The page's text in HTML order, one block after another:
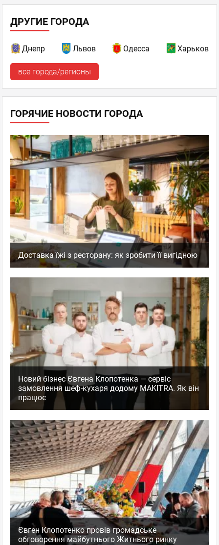
ДРУГИЕ ГОРОДА
Днепр Львов Одесса Харьков
все города/регионы
ГОРЯЧИЕ НОВОСТИ ГОРОДА
Доставка їжі з ресторану: як зробити її вигідною
Новий бізнес Євгена Клопотенка — сервіс
замовлення шеф-кухаря додому MAKITRA. Як він
працює
Євген Клопотенко провів громадське
обговорення майбутнього Житнього ринку